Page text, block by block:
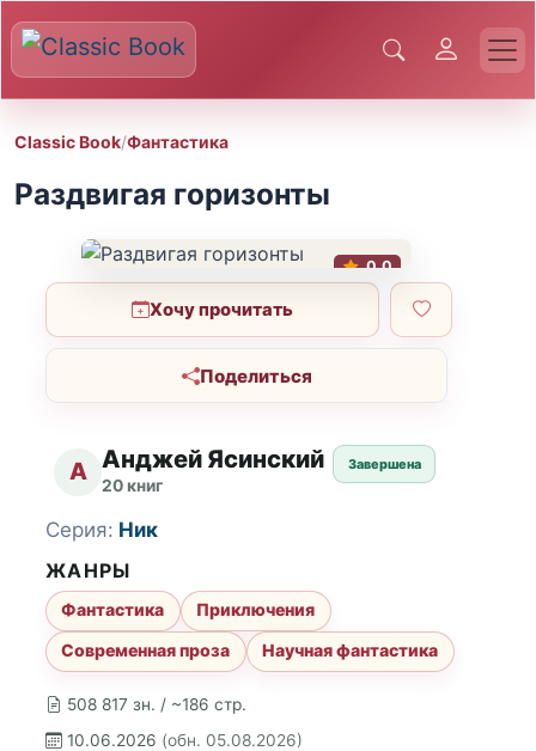
Classic Book/Фантастика
Раздвигая горизонты
0.0
Хочу прочитать
Поделиться
А Анджей Ясинский
20 книг
Завершена
508 817 зн. / ~186 стр.
10.06.2026 (обн. 05.08.2026)
Серия: Ник
ЖАНРЫ
Фантастика
Приключения
Современная проза
Научная фантастика